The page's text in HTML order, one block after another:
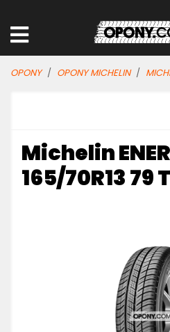
OPONY OPONY MICHELIN
Michelin
165/70R13 79 T